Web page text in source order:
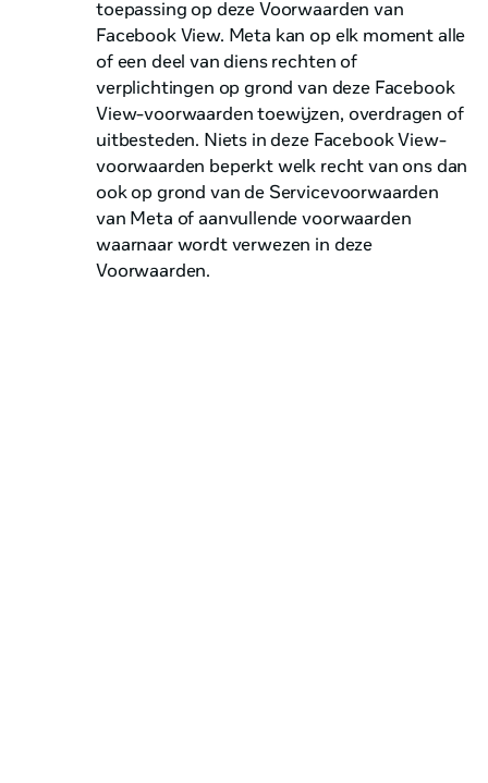
toepassing op deze Voorwaarden van
Facebook View. Meta kan op elk moment alle
of een deel van diens rechten of
verplichtingen op grond van deze Facebook
View-voorwaarden toewijzen, overdragen of
uitbesteden. Niets in deze Facebook View-
voorwaarden beperkt welk recht van ons dan
ook op grond van de Servicevoorwaarden
van Meta of aanvullende voorwaarden
waarnaar wordt verwezen in deze
Voorwaarden.